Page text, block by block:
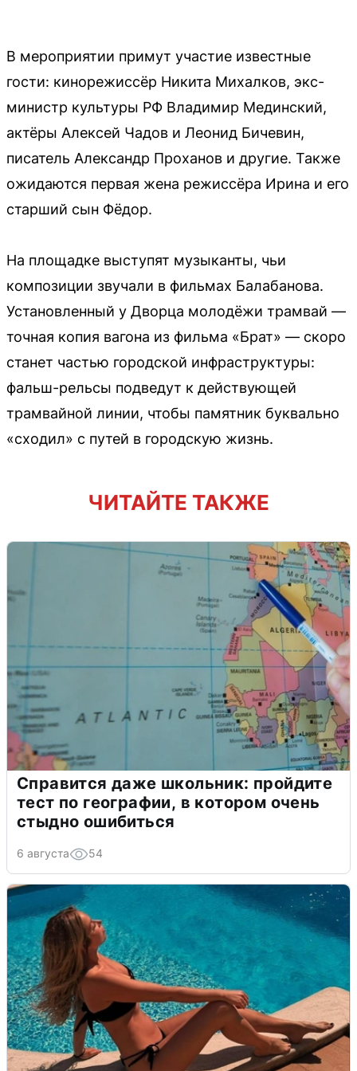
В мероприятии примут участие известные
гости: кинорежиссёр Никита Михалков, экс-
министр культуры РФ Владимир Мединский,
актёры Алексей Чадов и Леонид Бичевин,
писатель Александр Проханов и другие. Также
ожидаются первая жена режиссёра Ирина и его
старший сын Фёдор.
На площадке выступят музыканты, чьи
композиции звучали в фильмах Балабанова.
Установленный у Дворца молодёжи трамвай —
точная копия вагона из фильма «Брат» — скоро
станет частью городской инфраструктуры:
фальш-рельсы подведут к действующей
трамвайной линии, чтобы памятник буквально
«сходил» с путей в городскую жизнь.
ЧИТАЙТЕ ТАКЖЕ
Справится даже школьник: пройдите
тест по географии, в котором очень
стыдно ошибиться
6 августа 54